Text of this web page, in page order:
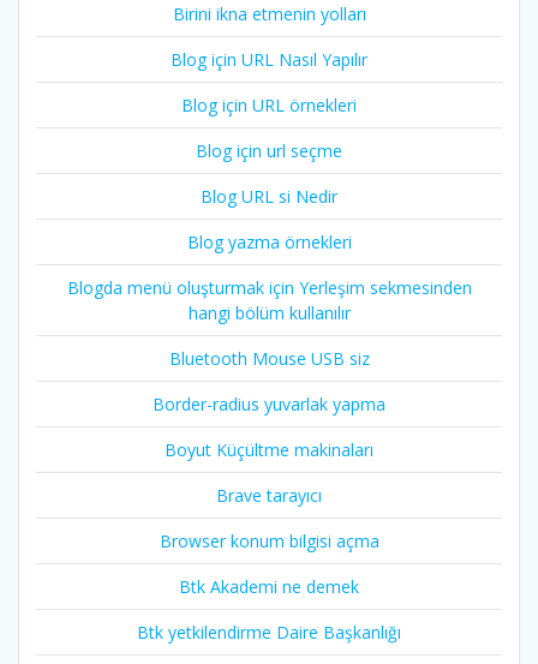
Birini ikna etmenin yolları
Blog için URL Nasıl Yapılır
Blog için URL örnekleri
Blog için url seçme
Blog URL si Nedir
Blog yazma örnekleri
Blogda menü oluşturmak için Yerleşim sekmesinden
hangi bölüm kullanılır
Bluetooth Mouse USB siz
Border-radius yuvarlak yapma
Boyut Küçültme makinaları
Brave tarayıcı
Browser konum bilgisi açma
Btk Akademi ne demek
Btk yetkilendirme Daire Başkanlığı